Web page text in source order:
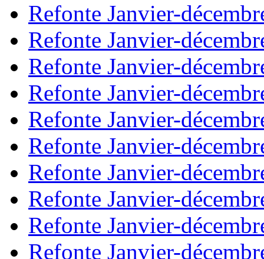
Refonte Janvier-
Refonte Janvier-
Refonte Janvier-
Refonte Janvier-
Refonte Janvier-
Refonte Janvier-
Refonte Janvier-
Refonte Janvier-
Refonte Janvier-
Refonte Janvier-